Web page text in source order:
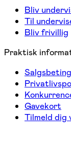
Bliv
Til
Bliv frivillig
Praktisk
Gavekort
Tilmeld dig